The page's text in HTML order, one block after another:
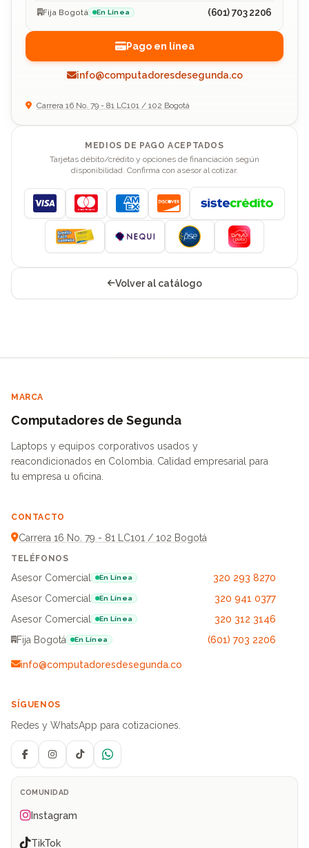
Fija Bogotá En Línea (601) 703 2206
Pago en línea
info@computadoresdesegunda.co
Carrera 16 No. 79 - 81 LC101 / 102 Bogotá
MEDIOS DE PAGO ACEPTADOS
Tarjetas débito/crédito y opciones de financiación según
disponibilidad. Confirma con asesor al cotizar.
Visa MastercardAmerican Express
Discover
Volver al catálogo
MARCA
Computadores de Segunda
Laptops y equipos corporativos usados y
reacondicionados en Colombia. Calidad empresarial para
tu empresa u oficina.
CONTACTO
Carrera 16 No. 79 - 81 LC101 / 102 Bogotá
TELÉFONOS
Asesor Comercial En Línea
320 293 8270
Asesor Comercial
En Línea
320 941 0377
Asesor Comercial
En Línea
320 312 3146
Fija Bogotá
En Línea (601) 703 2206
info@computadoresdesegunda.co
SÍGUENOS
Redes y WhatsApp para cotizaciones.
FacebookInstagramTikTokWhatsApp
COMUNIDAD
Instagram
TikTok